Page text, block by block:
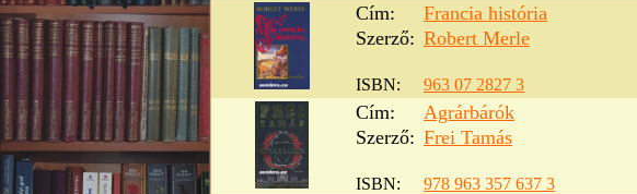
Cím:
Francia história
Szerző: Robert Merle
ISBN:
963 07 2827 3
Cím:
Agrárbárók
Szerző: Frei Tamás
ISBN:
978 963 357 637 3